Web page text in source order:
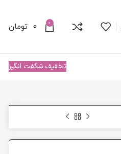
0
0 تومان
تخفیف شگفت انگیز